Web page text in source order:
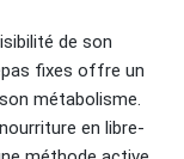
de son
fixes offre un
métabolisme.
en libre-